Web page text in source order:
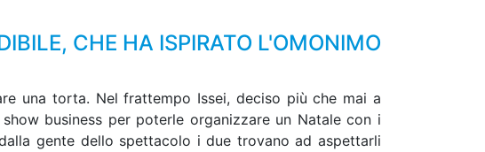
CHE HA ISPIRATO L'OMONIMO
una torta. Nel frattempo Issei, deciso più che mai a
business per poterle organizzare un Natale con i
gente dello spettacolo i due trovano ad aspettarli